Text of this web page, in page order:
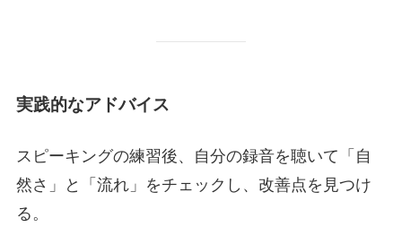
実践的なアドバイス
スピーキングの練習後、自分の録音を聴いて「自
然さ」と「流れ」をチェックし、改善点を見つけ
る。